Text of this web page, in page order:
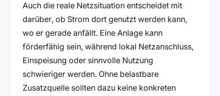
Auch die reale Netzsituation entscheidet mit
darüber, ob Strom dort genutzt werden kann,
wo er gerade anfällt. Eine Anlage kann
förderfähig sein, während lokal Netzanschluss,
Einspeisung oder sinnvolle Nutzung
schwieriger werden. Ohne belastbare
Zusatzquelle sollten dazu keine konkreten